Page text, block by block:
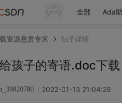
全部 Ada
资源悬赏专区 帖子详情
孩子的寄语.doc下载
2022-01-13 21:04:29